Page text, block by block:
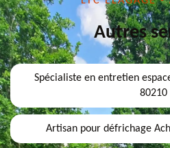
Autres
Spécialiste en entretien
80210
Artisan pour défrichage